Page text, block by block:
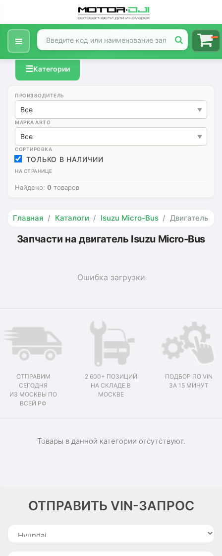
☰Категории
ПРОИЗВОДИТЕЛЬ
Все
МАРКА АВТО
Все
СОРТИРОВКА
ТОЛЬКО В НАЛИЧИИ
НА СТРАНИЦЕ
Найдено: 0 товаров
Главная Каталоги Isuzu Micro-Bus Двигатель
Запчасти на двигатель Isuzu Micro-Bus
Ошибка загрузки
ОТПРАВИМ
СЕГОДНЯ
ИЗ МОСКВЫ ПО
ВСЕЙ РФ
2 600+ ПОЗИЦИЙ
НА СКЛАДЕ В
МОСКВЕ
ПОДБОР ПО VIN
ЗА 15 МИНУТ
Товары в данной категории отсутствуют.
ОТПРАВИТЬ VIN-ЗАПРОС